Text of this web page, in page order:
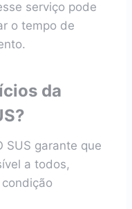
serviço pode
o tempo de
da
SUS garante que
a todos,